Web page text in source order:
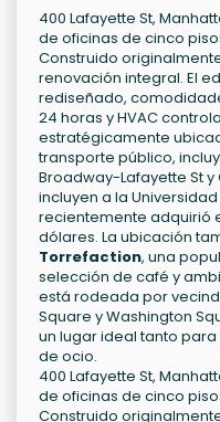
400 Lafayette St,
de oficinas de cinco
Construido
renovación integral. El
rediseñado,
24 horas y HVAC
estratégicamente
transporte público,
Broadway-Lafayette St y
incluyen a la
recientemente adquirió
dólares. La ubicación
Torrefaction, una
selección de café y
está rodeada por
Square y Washington
un lugar ideal tanto
de ocio.
400 Lafayette St,
de oficinas de cinco
Construido